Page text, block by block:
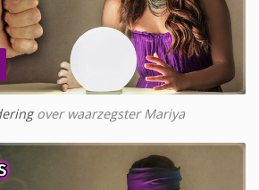
over waarzegster Mariya